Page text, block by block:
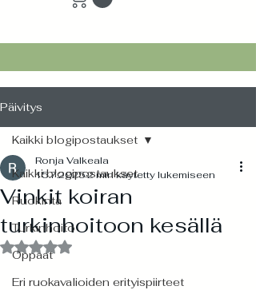
Päivitys
Kaikki blogipostaukset
Ruokinta
Turkinhoito
Oppaat
Eri ruokavalioiden erityispiirteet
Kaikki blogipostaukset
Vinkit koiran
turkinhoitoon kesällä
Ronja Valkeala
15.7.20252 min käytetty lukemiseen
Arvostelun tähtimäärä: epäluku/5